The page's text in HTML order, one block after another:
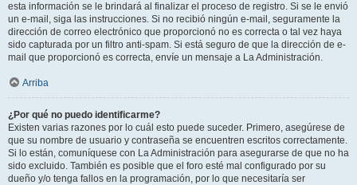
esta información se le brindará al finalizar el proceso de registro. Si se le envió
un e-mail, siga las instrucciones. Si no recibió ningún e-mail, seguramente la
dirección de correo electrónico que proporcionó no es correcta o tal vez haya
sido capturada por un filtro anti-spam. Si está seguro de que la dirección de e-
mail que proporcionó es correcta, envíe un mensaje a La Administración.
Arriba
¿Por qué no puedo identificarme?
Existen varias razones por lo cuál esto puede suceder. Primero, asegúrese de
que su nombre de usuario y contraseña se encuentren escritos correctamente.
Si lo están, comuníquese con La Administración para asegurarse de que no ha
sido excluido. También es posible que el foro esté mal configurado por su
dueño y/o tenga fallos en la programación, por lo que necesitaría ser